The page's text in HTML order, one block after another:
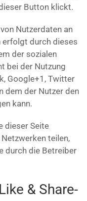
Button klickt.
Nutzerdaten an
durch dieses
der sozialen
bei der Nutzung
Google+1, Twitter
dem der Nutzer den
kann.
dieser Seite
teilen,
durch die Betreiber
& Share-